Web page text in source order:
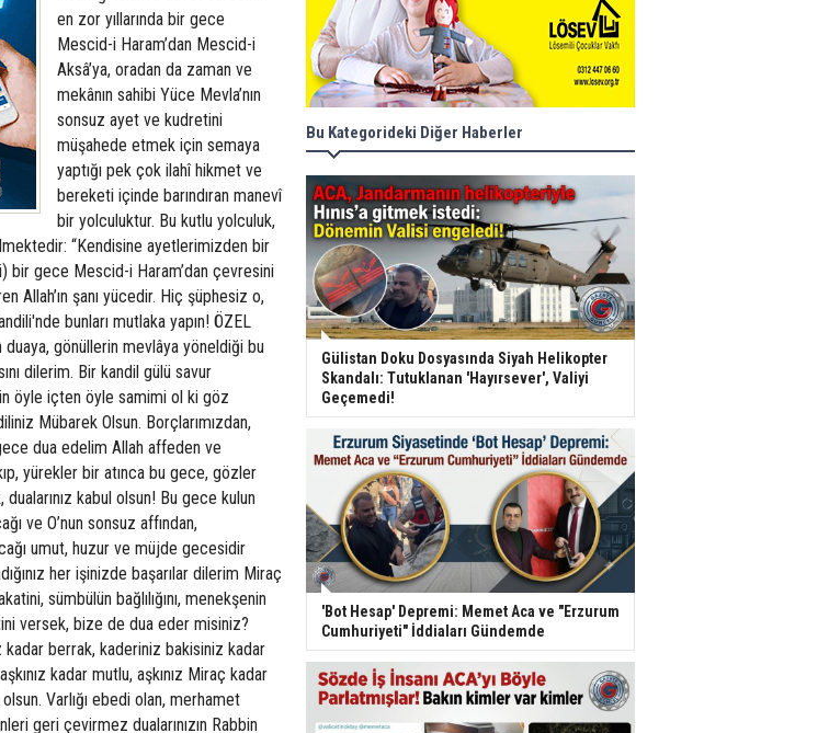
Bu Kategorideki Diğer Haberler
Gülistan Doku Dosyasında Siyah Helikopter
Skandalı: Tutuklanan 'Hayırsever', Valiyi
Geçemedi!
'Bot Hesap' Depremi: Memet Aca ve "Erzurum
Cumhuriyeti" İddiaları Gündemde